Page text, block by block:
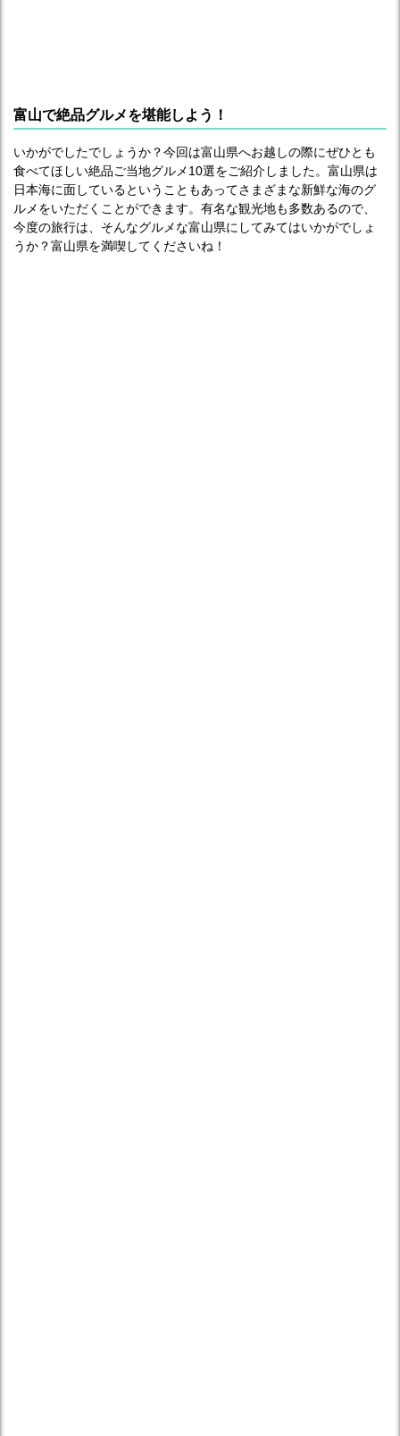
富山で絶品グルメを堪能しよう！
いかがでしたでしょうか？今回は富山県へお越しの際にぜひとも
食べてほしい絶品ご当地グルメ10選をご紹介しました。富山県は
日本海に面しているということもあってさまざまな新鮮な海のグ
ルメをいただくことができます。有名な観光地も多数あるので、
今度の旅行は、そんなグルメな富山県にしてみてはいかがでしょ
うか？富山県を満喫してくださいね！